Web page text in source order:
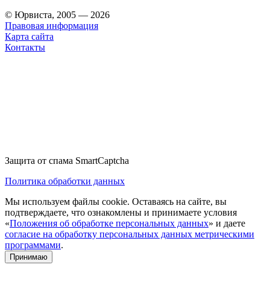
© Юрвиста, 2005 — 2026
Правовая информация
Карта сайта
Контакты
Защита от спама SmartCaptcha
Политика обработки данных
Мы используем файлы cookie. Оставаясь на сайте, вы
подтверждаете, что ознакомлены и принимаете условия
«Положения об обработке персональных данных» и даете
согласие на обработку персональных данных метрическими
программами.
Принимаю